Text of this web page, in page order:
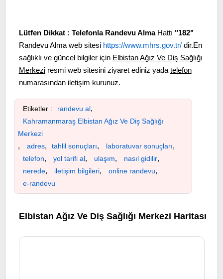
Lütfen Dikkat : Telefonla Randevu AlmaHattı "182"
Randevu Alma web sitesi https://www.mhrs.gov.tr/dir.En
sağlıklı ve güncel bilgiler için Elbistan Ağız Ve Diş Sağlığı
Merkeziresmi web sitesini ziyaret ediniz yada telefon
numarasından iletişim kurunuz.
Etiketler : randevu al,
Kahramanmaraş Elbistan Ağız Ve Diş Sağlığı
Merkezi
, adres, tahlil sonuçları, laboratuvar sonuçları,
telefon, yol tarifi al, ulaşım, nasıl gidilir,
nerede, iletişim bilgileri, online randevu,
e-randevu
Elbistan Ağız Ve Diş Sağlığı Merkezi Haritası